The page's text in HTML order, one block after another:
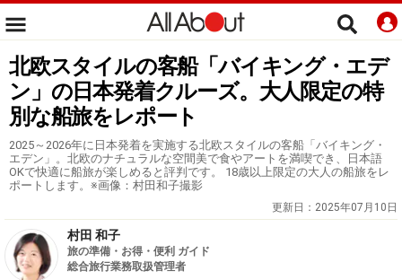
北欧スタイルの客船「バイキング・エデ
ン」の日本発着クルーズ。大人限定の特
別な船旅をレポート
2025～2026年に日本発着を実施する北欧スタイルの客船「バイキング・
エデン」。北欧のナチュラルな空間美で食やアートを満喫でき、日本語
OKで快適に船旅が楽しめると評判です。 18歳以上限定の大人の船旅をレ
ポートします。※画像：村田和子撮影
更新日： 2025年07月10日
村田 和子
旅の準備・お得・便利 ガイド
総合旅行業務取扱管理者